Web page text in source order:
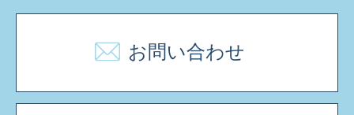
お問い合わせ